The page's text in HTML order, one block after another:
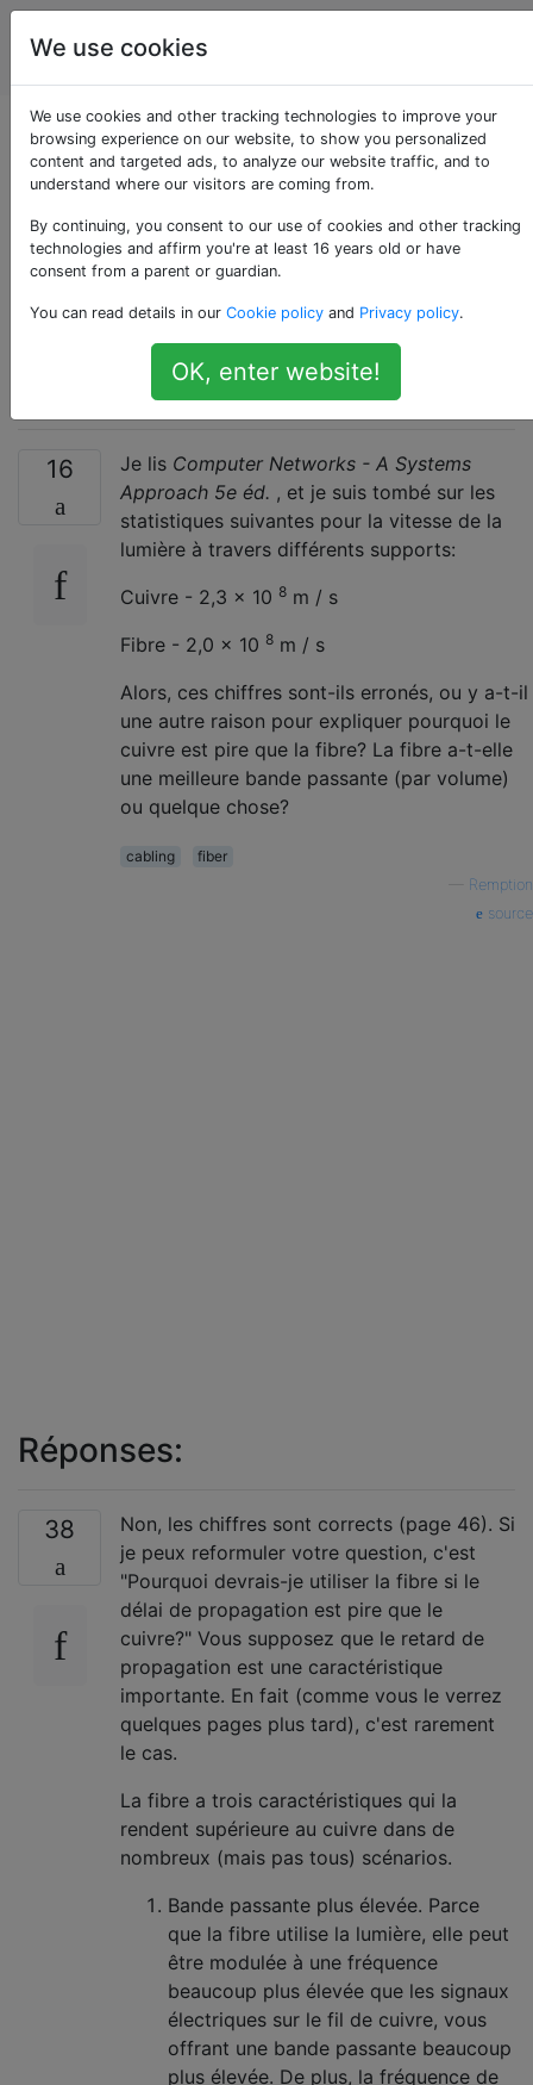
Ingénierie
de réseau
Vitesse de la lumière
dans le cuivre VS la
fibre - Pourquoi la
fibre est-elle
meilleure?
16 Je lis Computer Networks - A Systems
Approach 5e éd. , et je suis tombé sur les
statistiques suivantes pour la vitesse de la
lumière à travers différents supports:
Cuivre - 2,3 × 10 8 m / s
Fibre - 2,0 × 10 8 m / s
Alors, ces chiffres sont-ils erronés, ou y a-t-il
une autre raison pour expliquer pourquoi le
cuivre est pire que la fibre? La fibre a-t-elle
une meilleure bande passante (par volume)
ou quelque chose?
cabling
fiber
Remption
source
Réponses:
38
Non, les chiffres sont corrects (page 46). Si
je peux reformuler votre question, c'est
"Pourquoi devrais-je utiliser la fibre si le
délai de propagation est pire que le
cuivre?" Vous supposez que le retard de
propagation est une caractéristique
importante. En fait (comme vous le verrez
quelques pages plus tard), c'est rarement
le cas.
La fibre a trois caractéristiques qui la
rendent supérieure au cuivre dans de
nombreux (mais pas tous) scénarios.
Bande passante plus élevée. Parce
que la fibre utilise la lumière, elle peut
être modulée à une fréquence
beaucoup plus élevée que les signaux
électriques sur le fil de cuivre, vous
offrant une bande passante beaucoup
plus élevée. De plus, la fréquence de
We use cookies
We use cookies and other tracking technologies to improve your
browsing experience on our website, to show you personalized
content and targeted ads, to analyze our website traffic, and to
understand where our visitors are coming from.
By continuing, you consent to our use of cookies and other tracking
technologies and affirm you're at least 16 years old or have
consent from a parent or guardian.
You can read details in our Cookie policy and Privacy policy.
OK, enter website!